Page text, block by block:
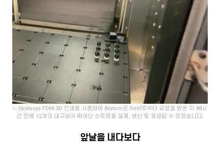
ㄴStratasys FDM 3D 인쇄를 사용하여 Alstom은 Sétif로부터 요청을 받은 지 48시
간 만에 12개의 내구성이 뛰어난 스토퍼를 설계, 생산 및 제공할 수 있었습니다.
앞날을 내다보다